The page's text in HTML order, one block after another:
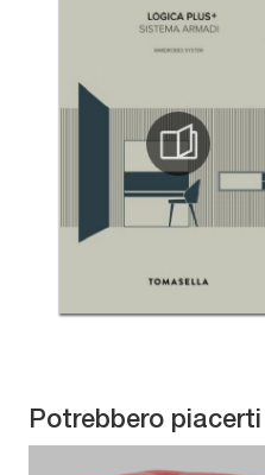
Potrebbero